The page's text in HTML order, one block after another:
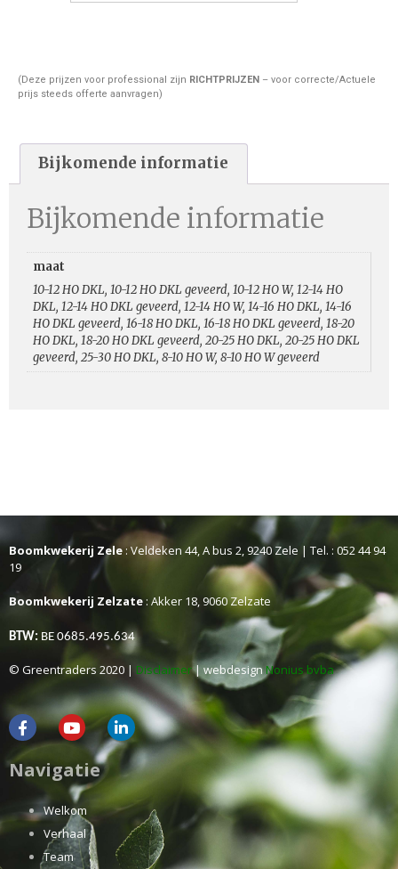
(Deze prijzen voor professional zijn RICHTPRIJZEN – voor correcte/Actuele
prijs steeds offerte aanvragen)
Bijkomende informatie
Bijkomende informatie
maat
10-12 HO DKL, 10-12 HO DKL geveerd, 10-12 HO W, 12-14 HO
DKL, 12-14 HO DKL geveerd, 12-14 HO W, 14-16 HO DKL, 14-16
HO DKL geveerd, 16-18 HO DKL, 16-18 HO DKL geveerd, 18-20
HO DKL, 18-20 HO DKL geveerd, 20-25 HO DKL, 20-25 HO DKL
geveerd, 25-30 HO DKL, 8-10 HO W, 8-10 HO W geveerd
Boomkwekerij Zele: Veldeken 44, A bus 2, 9240 Zele | Tel. : 052 44 94
19
Boomkwekerij Zelzate : Akker 18, 9060 Zelzate
BTW: BE 0685.495.634
© Greentraders 2020 | Disclaimer| webdesignNonius bvba
Navigatie
Welkom
Verhaal
Team